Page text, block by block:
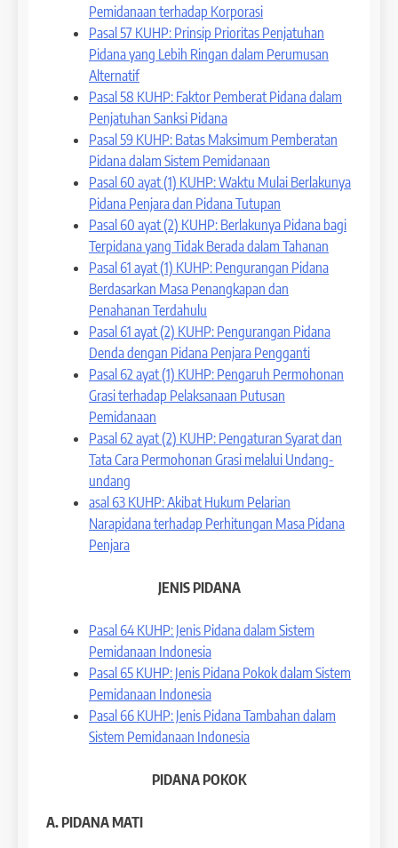
Pemidanaan terhadap Korporasi
Pasal 57 KUHP: Prinsip Prioritas Penjatuhan
Pidana yang Lebih Ringan dalam Perumusan
Alternatif
Pasal 58 KUHP: Faktor Pemberat Pidana dalam
Penjatuhan Sanksi Pidana
Pasal 59 KUHP: Batas Maksimum Pemberatan
Pidana dalam Sistem Pemidanaan
Pasal 60 ayat (1) KUHP: Waktu Mulai Berlakunya
Pidana Penjara dan Pidana Tutupan
Pasal 60 ayat (2) KUHP: Berlakunya Pidana bagi
Terpidana yang Tidak Berada dalam Tahanan
Pasal 61 ayat (1) KUHP: Pengurangan Pidana
Berdasarkan Masa Penangkapan dan
Penahanan Terdahulu
Pasal 61 ayat (2) KUHP: Pengurangan Pidana
Denda dengan Pidana Penjara Pengganti
Pasal 62 ayat (1) KUHP: Pengaruh Permohonan
Grasi terhadap Pelaksanaan Putusan
Pemidanaan
Pasal 62 ayat (2) KUHP: Pengaturan Syarat dan
Tata Cara Permohonan Grasi melalui Undang-
undang
asal 63 KUHP: Akibat Hukum Pelarian
Narapidana terhadap Perhitungan Masa Pidana
Penjara
JENIS PIDANA
Pasal 64 KUHP: Jenis Pidana dalam Sistem
Pemidanaan Indonesia
Pasal 65 KUHP: Jenis Pidana Pokok dalam Sistem
Pemidanaan Indonesia
Pasal 66 KUHP: Jenis Pidana Tambahan dalam
Sistem Pemidanaan Indonesia
PIDANA POKOK
A. PIDANA MATI